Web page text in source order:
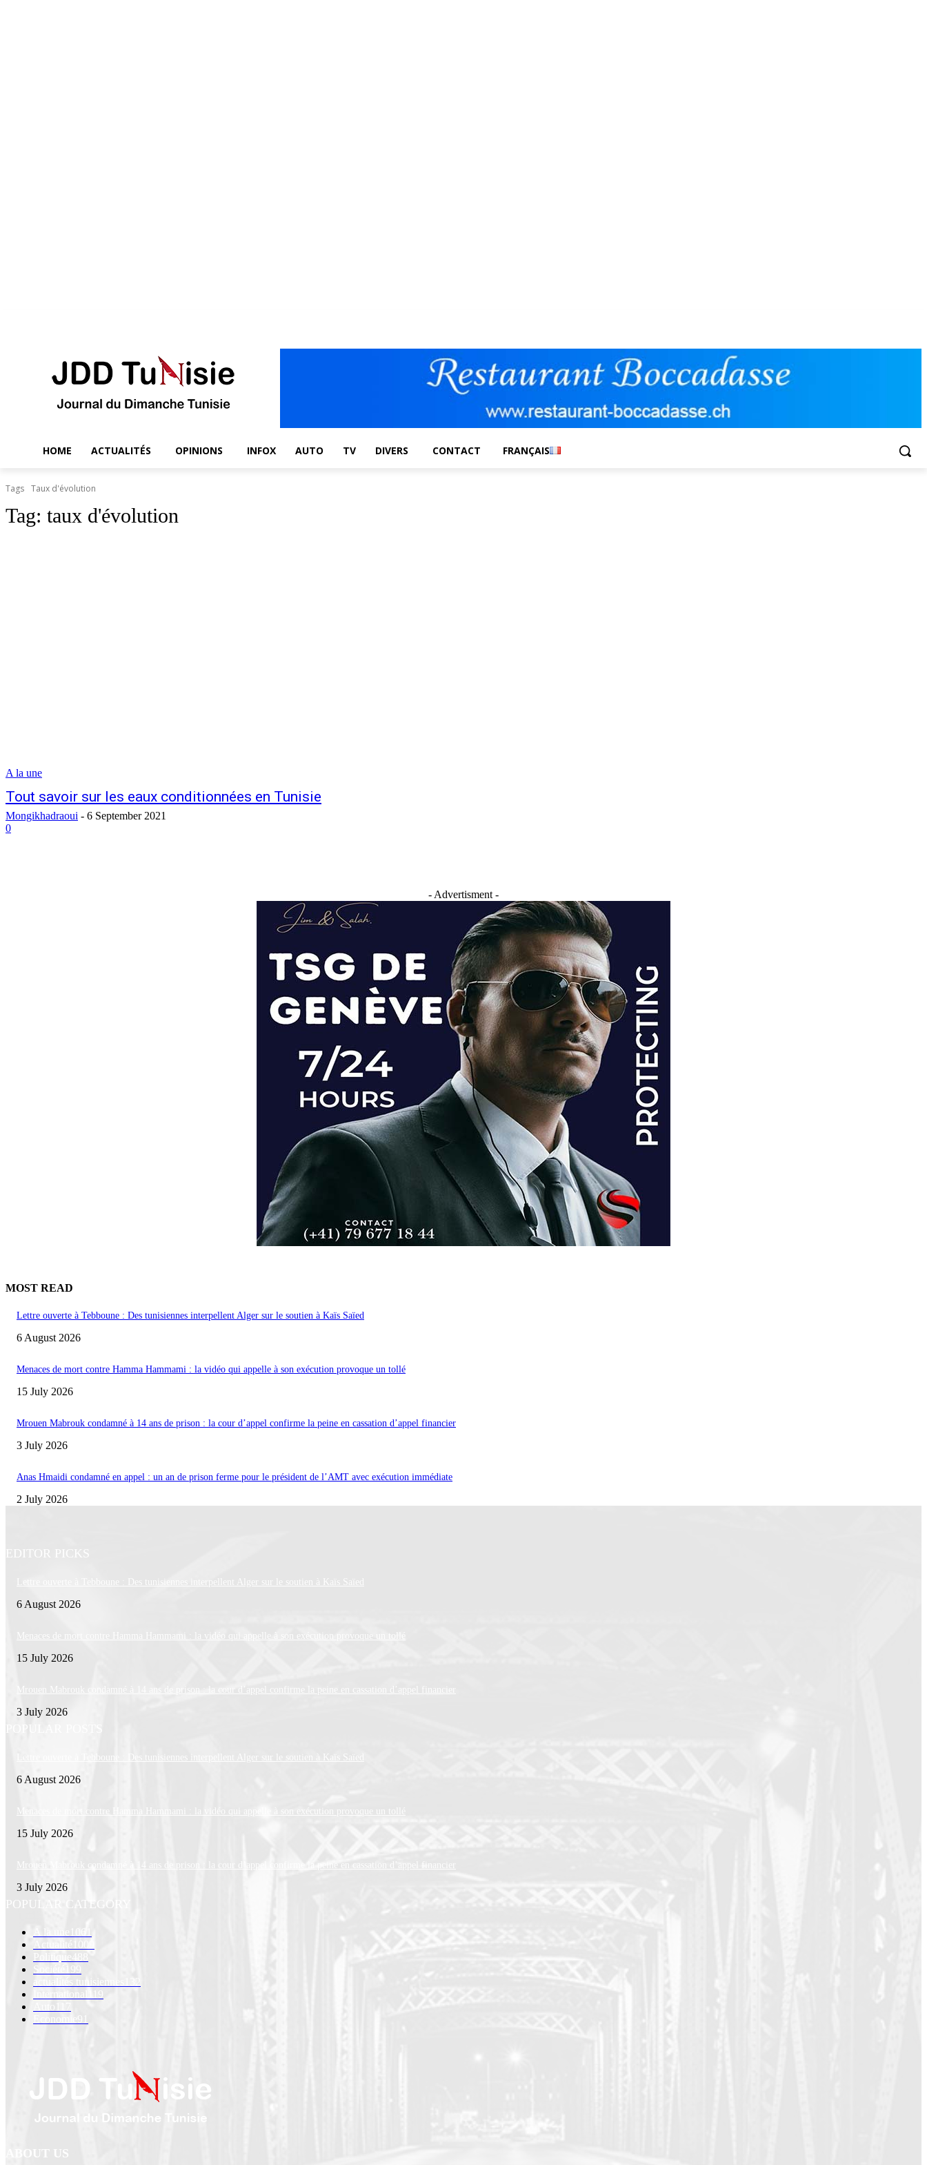
HOME ACTUALITÉS OPINIONS INFOX AUTO TV DIVERS CONTACT FRANÇAIS
Tags Taux d'évolution
Tag: taux d'évolution
A la une
Tout savoir sur les eaux conditionnées en Tunisie
Mongikhadraoui - 6 September 2021
0
- Advertisment -
MOST READ
Lettre ouverte à Tebboune : Des tunisiennes interpellent Alger sur le soutien à Kaïs Saïed
6 August 2026
Menaces de mort contre Hamma Hammami : la vidéo qui appelle à son exécution provoque un tollé
15 July 2026
Mrouen Mabrouk condamné à 14 ans de prison : la cour d’appel confirme la peine en cassation d’appel financier
3 July 2026
Anas Hmaidi condamné en appel : un an de prison ferme pour le président de l’AMT avec exécution immédiate
2 July 2026
EDITOR PICKS
Lettre ouverte à Tebboune : Des tunisiennes interpellent Alger sur le soutien à Kaïs Saïed
6 August 2026
Menaces de mort contre Hamma Hammami : la vidéo qui appelle à son exécution provoque un tollé
15 July 2026
Mrouen Mabrouk condamné à 14 ans de prison : la cour d’appel confirme la peine en cassation d’appel financier
3 July 2026
POPULAR POSTS
Lettre ouverte à Tebboune : Des tunisiennes interpellent Alger sur le soutien à Kaïs Saïed
6 August 2026
Menaces de mort contre Hamma Hammami : la vidéo qui appelle à son exécution provoque un tollé
15 July 2026
Mrouen Mabrouk condamné à 14 ans de prison : la cour d’appel confirme la peine en cassation d’appel financier
3 July 2026
POPULAR CATEGORY
Politique488
Société
199
actualités tunisiennes
International
119
Auto
91
ABOUT US